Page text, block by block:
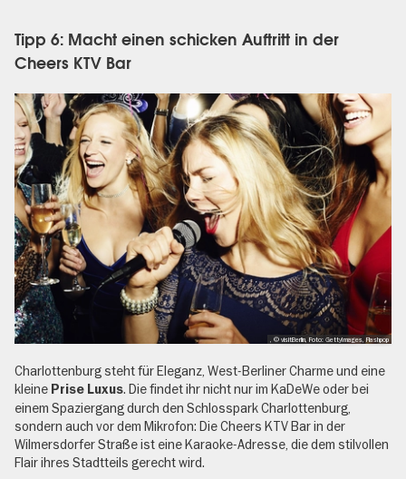
Tipp 6: Macht einen schicken Auftritt in der
Cheers KTV Bar
, © visitBerlin, Foto: GettyImages, Flashpop
Charlottenburg steht für Eleganz, West-Berliner Charme und eine
kleine Prise Luxus. Die findet ihr nicht nur im KaDeWe oder bei
einem Spaziergang durch den Schlosspark Charlottenburg,
sondern auch vor dem Mikrofon: Die Cheers KTV Bar in der
Wilmersdorfer Straße ist eine Karaoke-Adresse, die dem stilvollen
Flair ihres Stadtteils gerecht wird.